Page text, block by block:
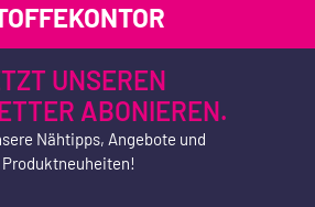
UNSEREN
ABONIEREN.
Nähtipps, Angebote und
Produktneuheiten!